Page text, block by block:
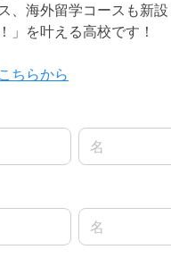
、海外留学コースも新設
」を叶える高校です！
ちらから
名前の名
名前の名